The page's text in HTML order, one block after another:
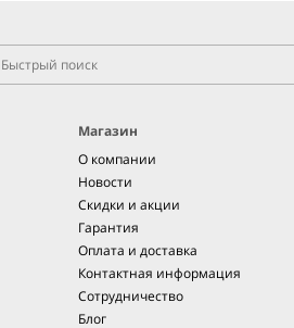
Магазин
О компании
Новости
Скидки и акции
Гарантия
Оплата и доставка
Контактная информация
Сотрудничество
Блог